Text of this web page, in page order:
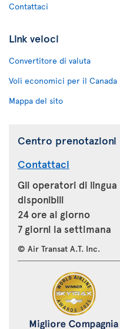
Contattaci
Link veloci
Convertitore di valuta
Voli economici per il Canada
Mappa del sito
Centro prenotazioni
Contattaci
Gli operatori di
disponibili
24 ore al giorno
7 giorni la settimana
© Air Transat A.T. Inc.